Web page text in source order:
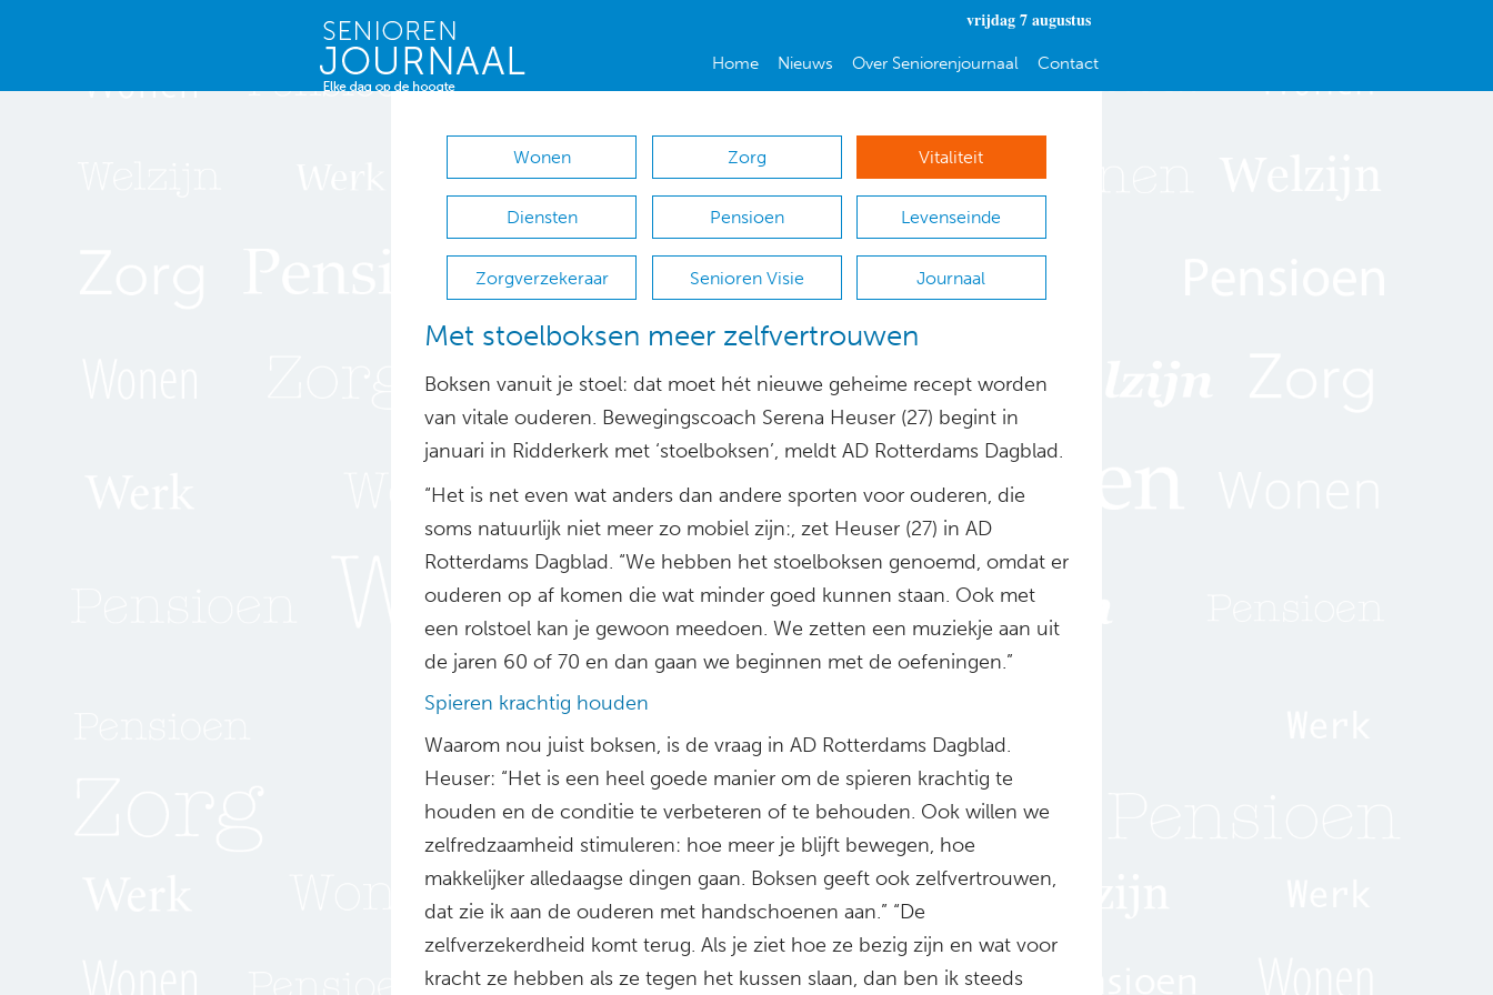
vrijdag 7 augustus
Home Nieuws Over Seniorenjournaal Contact
Wonen Zorg Vitaliteit
Diensten Pensioen Levenseinde
Zorgverzekeraar Senioren Visie Journaal
Met stoelboksen meer zelfvertrouwen
Boksen vanuit je stoel: dat moet hét nieuwe geheime recept worden
van vitale ouderen. Bewegingscoach Serena Heuser (27) begint in
januari in Ridderkerk met ‘stoelboksen’, meldt AD Rotterdams Dagblad.
“Het is net even wat anders dan andere sporten voor ouderen, die
soms natuurlijk niet meer zo mobiel zijn:, zet Heuser (27) in AD
Rotterdams Dagblad. “We hebben het stoelboksen genoemd, omdat er
ouderen op af komen die wat minder goed kunnen staan. Ook met
een rolstoel kan je gewoon meedoen. We zetten een muziekje aan uit
de jaren 60 of 70 en dan gaan we beginnen met de oefeningen.”
Spieren krachtig houden
Waarom nou juist boksen, is de vraag in AD Rotterdams Dagblad.
Heuser: “Het is een heel goede manier om de spieren krachtig te
houden en de conditie te verbeteren of te behouden. Ook willen we
zelfredzaamheid stimuleren: hoe meer je blijft bewegen, hoe
makkelijker alledaagse dingen gaan. Boksen geeft ook zelfvertrouwen,
dat zie ik aan de ouderen met handschoenen aan.” “De
zelfverzekerdheid komt terug. Als je ziet hoe ze bezig zijn en wat voor
kracht ze hebben als ze tegen het kussen slaan, dan ben ik steeds